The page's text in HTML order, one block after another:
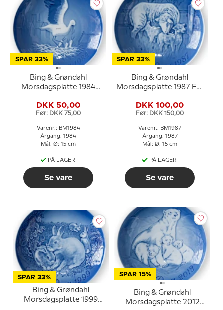
SPAR 33%
Bing & Grøndahl
Morsdagsplatte 1984
DKK 50,00
Før: DKK 75,00
Varenr.: BM1984
Årgang: 1984
Mål: Ø: 15 cm
PÅ LAGER
Se vare
SPAR 33%
Bing & Grøndahl
Morsdagsplatte 1987 Får
DKK 100,00
Før: DKK 150,00
Varenr.: BM1987
Årgang: 1987
Mål: Ø: 15 cm
PÅ LAGER
Se vare
SPAR 33%
Bing & Grøndahl
Morsdagsplatte 1999
SPAR 15%
Bing & Grøndahl
Morsdagsplatte 2012